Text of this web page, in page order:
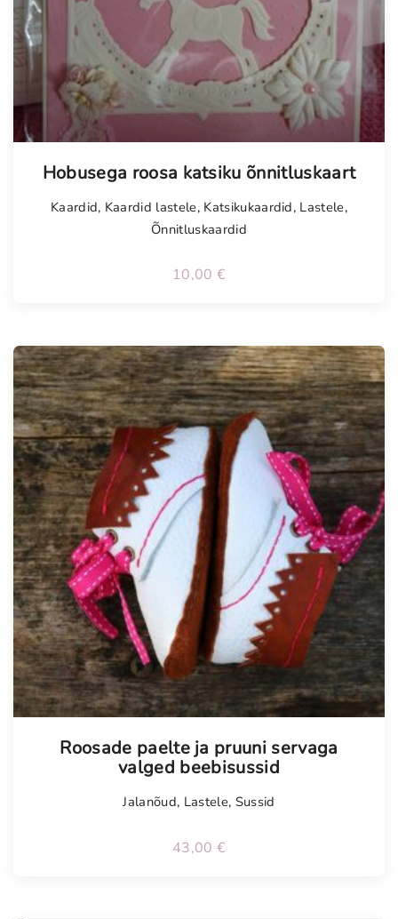
Hobusega roosa katsiku õnnitluskaart
Kaardid, Kaardid lastele, Katsikukaardid, Lastele,
Õnnitluskaardid
10,00 €
Roosade paelte ja pruuni servaga
valged beebisussid
Jalanõud, Lastele, Sussid
43,00 €